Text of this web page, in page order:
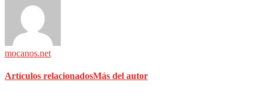
mocanos.net
Artículos relacionadosMás del autor